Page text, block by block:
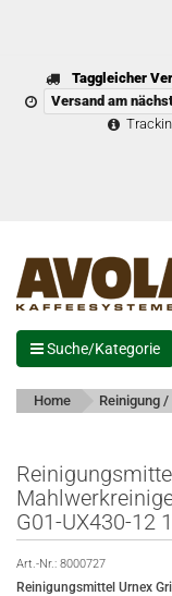
Taggleicher
Versand am
Suche/Kategorie
Home Reinigung
G01-UX430-12
Art.-Nr.: 8000727
Reinigungsmittel Urnex